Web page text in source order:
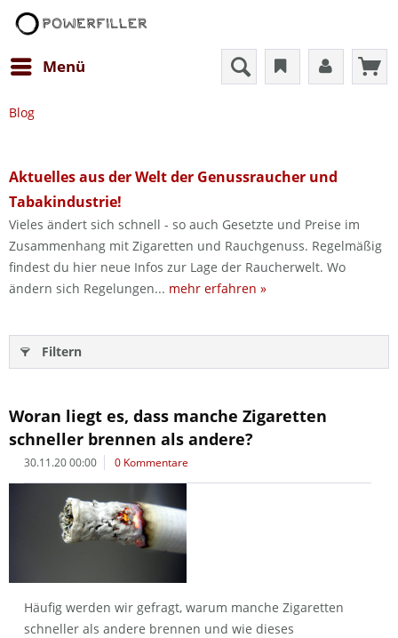
Menü
Blog
Aktuelles aus der Welt der Genussraucher und
Tabakindustrie!
Vieles ändert sich schnell - so auch Gesetzte und Preise im
Zusammenhang mit Zigaretten und Rauchgenuss. Regelmäßig
findest du hier neue Infos zur Lage der Raucherwelt. Wo
ändern sich Regelungen... mehr erfahren »
Filtern
Woran liegt es, dass manche Zigaretten
schneller brennen als andere?
30.11.20 00:00 0 Kommentare
Häufig werden wir gefragt, warum manche Zigaretten
schneller als andere brennen und wie dieses